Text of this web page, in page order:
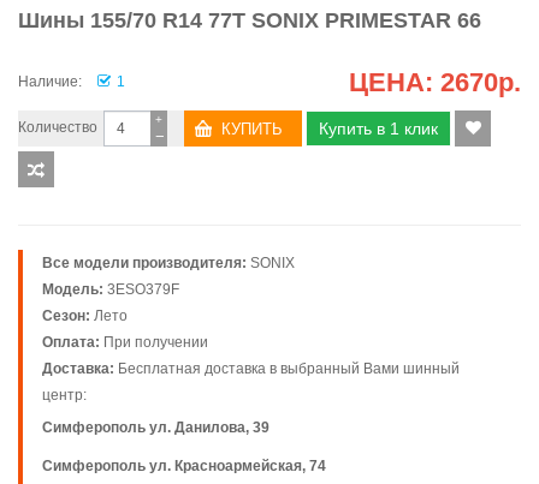
Шины 155/70 R14 77T SONIX PRIMESTAR 66
Наличие: 1 ЦЕНА: 2670р.
Количество −
+ Купить в 1 клик
Все модели производителя: SONIX
Модель: 3ESO379F
Сезон: Лето
Оплата: При получении
Доставка: Бесплатная доставка в выбранный Вами шинный
центр:
Симферополь ул. Данилова, 39
Симферополь ул. Красноармейская, 74